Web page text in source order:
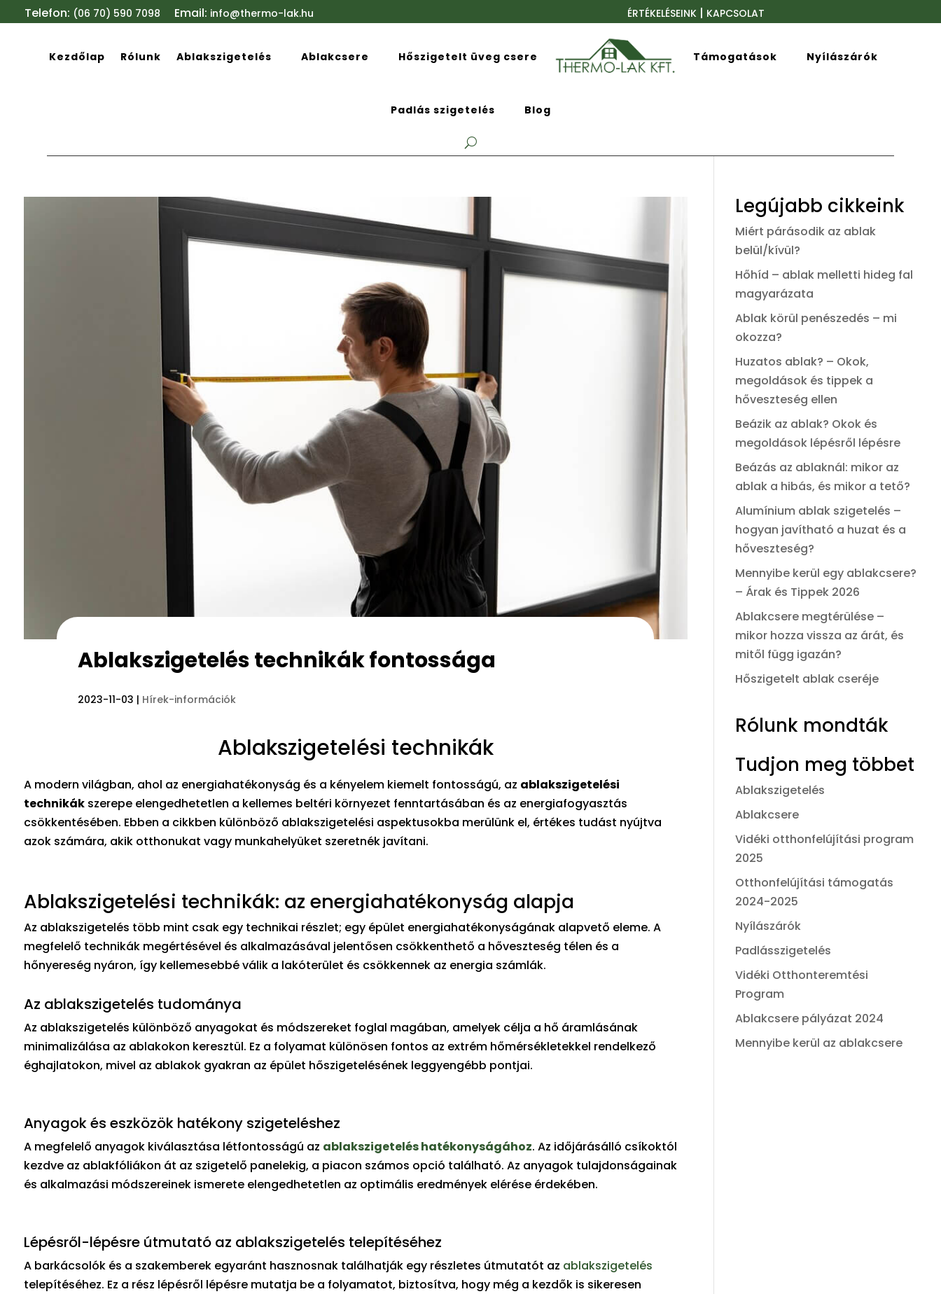
Telefon: (06 70) 590 7098 Email: info@thermo-lak.hu ÉRTÉKELÉSEINK| KAPCSOLAT
Kezdőlap Rólunk Ablakszigetelés Ablakcsere Hőszigetelt üveg csere Támogatások Nyílászárók
Padlás szigetelés Blog
Ablakszigetelés technikák fontossága
2023-11-03 | Hírek-információk
Ablakszigetelési technikák
A modern világban, ahol az energiahatékonyság és a kényelem kiemelt fontosságú, az ablakszigetelési
technikákszerepe elengedhetetlen a kellemes beltéri környezet fenntartásában és az energiafogyasztás
csökkentésében. Ebben a cikkben különböző ablakszigetelési aspektusokba merülünk el, értékes tudást nyújtva
azok számára, akik otthonukat vagy munkahelyüket szeretnék javítani.
Ablakszigetelési technikák: az energiahatékonyság alapja
Az ablakszigetelés több mint csak egy technikai részlet; egy épület energiahatékonyságának alapvető eleme. A
megfelelő technikák megértésével és alkalmazásával jelentősen csökkenthető a hőveszteség télen és a
hőnyereség nyáron, így kellemesebbé válik a lakóterület és csökkennek az energia számlák.
Az ablakszigetelés tudománya
Az ablakszigetelés különböző anyagokat és módszereket foglal magában, amelyek célja a hő áramlásának
minimalizálása az ablakokon keresztül. Ez a folyamat különösen fontos az extrém hőmérsékletekkel rendelkező
éghajlatokon, mivel az ablakok gyakran az épület hőszigetelésének leggyengébb pontjai.
Anyagok és eszközök hatékony szigeteléshez
A megfelelő anyagok kiválasztása létfontosságú az ablakszigetelés hatékonyságához. Az időjárásálló csíkoktól
kezdve az ablakfóliákon át az szigetelő panelekig, a piacon számos opció található. Az anyagok tulajdonságainak
és alkalmazási módszereinek ismerete elengedhetetlen az optimális eredmények elérése érdekében.
Lépésről-lépésre útmutató az ablakszigetelés telepítéséhez
A barkácsolók és a szakemberek egyaránt hasznosnak találhatják egy részletes útmutatót az ablakszigetelés
telepítéséhez. Ez a rész lépésről lépésre mutatja be a folyamatot, biztosítva, hogy még a kezdők is sikeresen
Legújabb cikkeink
Miért párásodik az ablak
belül/kívül?
Hőhíd – ablak melletti hideg fal
magyarázata
Ablak körül penészedés – mi
okozza?
Huzatos ablak? – Okok,
megoldások és tippek a
hőveszteség ellen
Beázik az ablak? Okok és
megoldások lépésről lépésre
Beázás az ablaknál: mikor az
ablak a hibás, és mikor a tető?
Alumínium ablak szigetelés –
hogyan javítható a huzat és a
hőveszteség?
Mennyibe kerül egy ablakcsere?
– Árak és Tippek 2026
Ablakcsere megtérülése –
mikor hozza vissza az árát, és
mitől függ igazán?
Hőszigetelt ablak cseréje
Rólunk mondták
Tudjon meg többet
Ablakszigetelés
Ablakcsere
Vidéki otthonfelújítási program
2025
Otthonfelújítási támogatás
2024-2025
Nyílászárók
Padlásszigetelés
Vidéki Otthonteremtési
Program
Ablakcsere pályázat 2024
Mennyibe kerül az ablakcsere